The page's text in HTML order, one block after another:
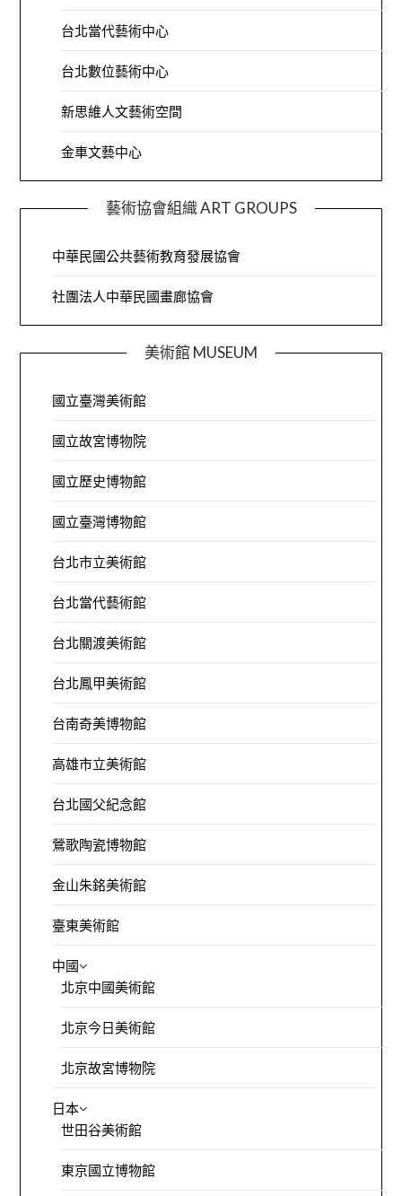
台北當代藝術中心
台北數位藝術中心
新思維人文藝術空間
金車文藝中心
藝術協會組織 ART GROUPS
中華民國公共藝術教育發展協會
社團法人中華民國畫廊協會
美術館 MUSEUM
國立臺灣美術館
國立故宮博物院
國立歷史博物館
國立臺灣博物館
台北市立美術館
台北當代藝術館
台北關渡美術館
台北鳳甲美術館
台南奇美博物館
高雄市立美術館
台北國父紀念館
鶯歌陶瓷博物館
金山朱銘美術館
臺東美術館
中國
北京中國美術館
北京今日美術館
北京故宮博物院
日本
世田谷美術館
東京國立博物館